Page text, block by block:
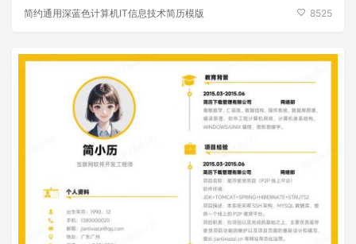
简约通用深蓝色计算机IT信息技术简历模版 8525